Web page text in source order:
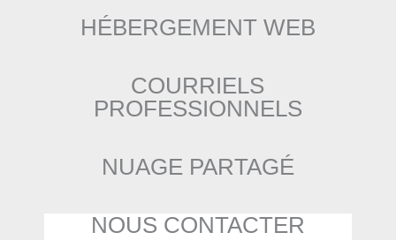
HÉBERGEMENT WEB
COURRIELS
PROFESSIONNELS
NUAGE PARTAGÉ
NOUS CONTACTER